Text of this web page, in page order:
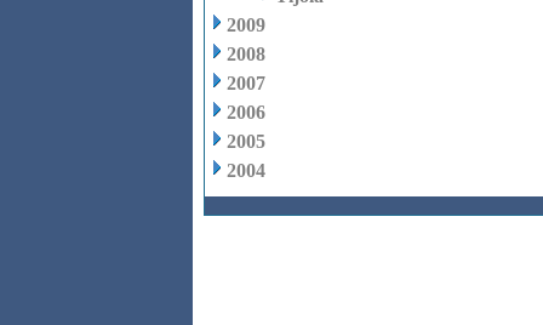
2009
2008
2007
2006
2005
2004